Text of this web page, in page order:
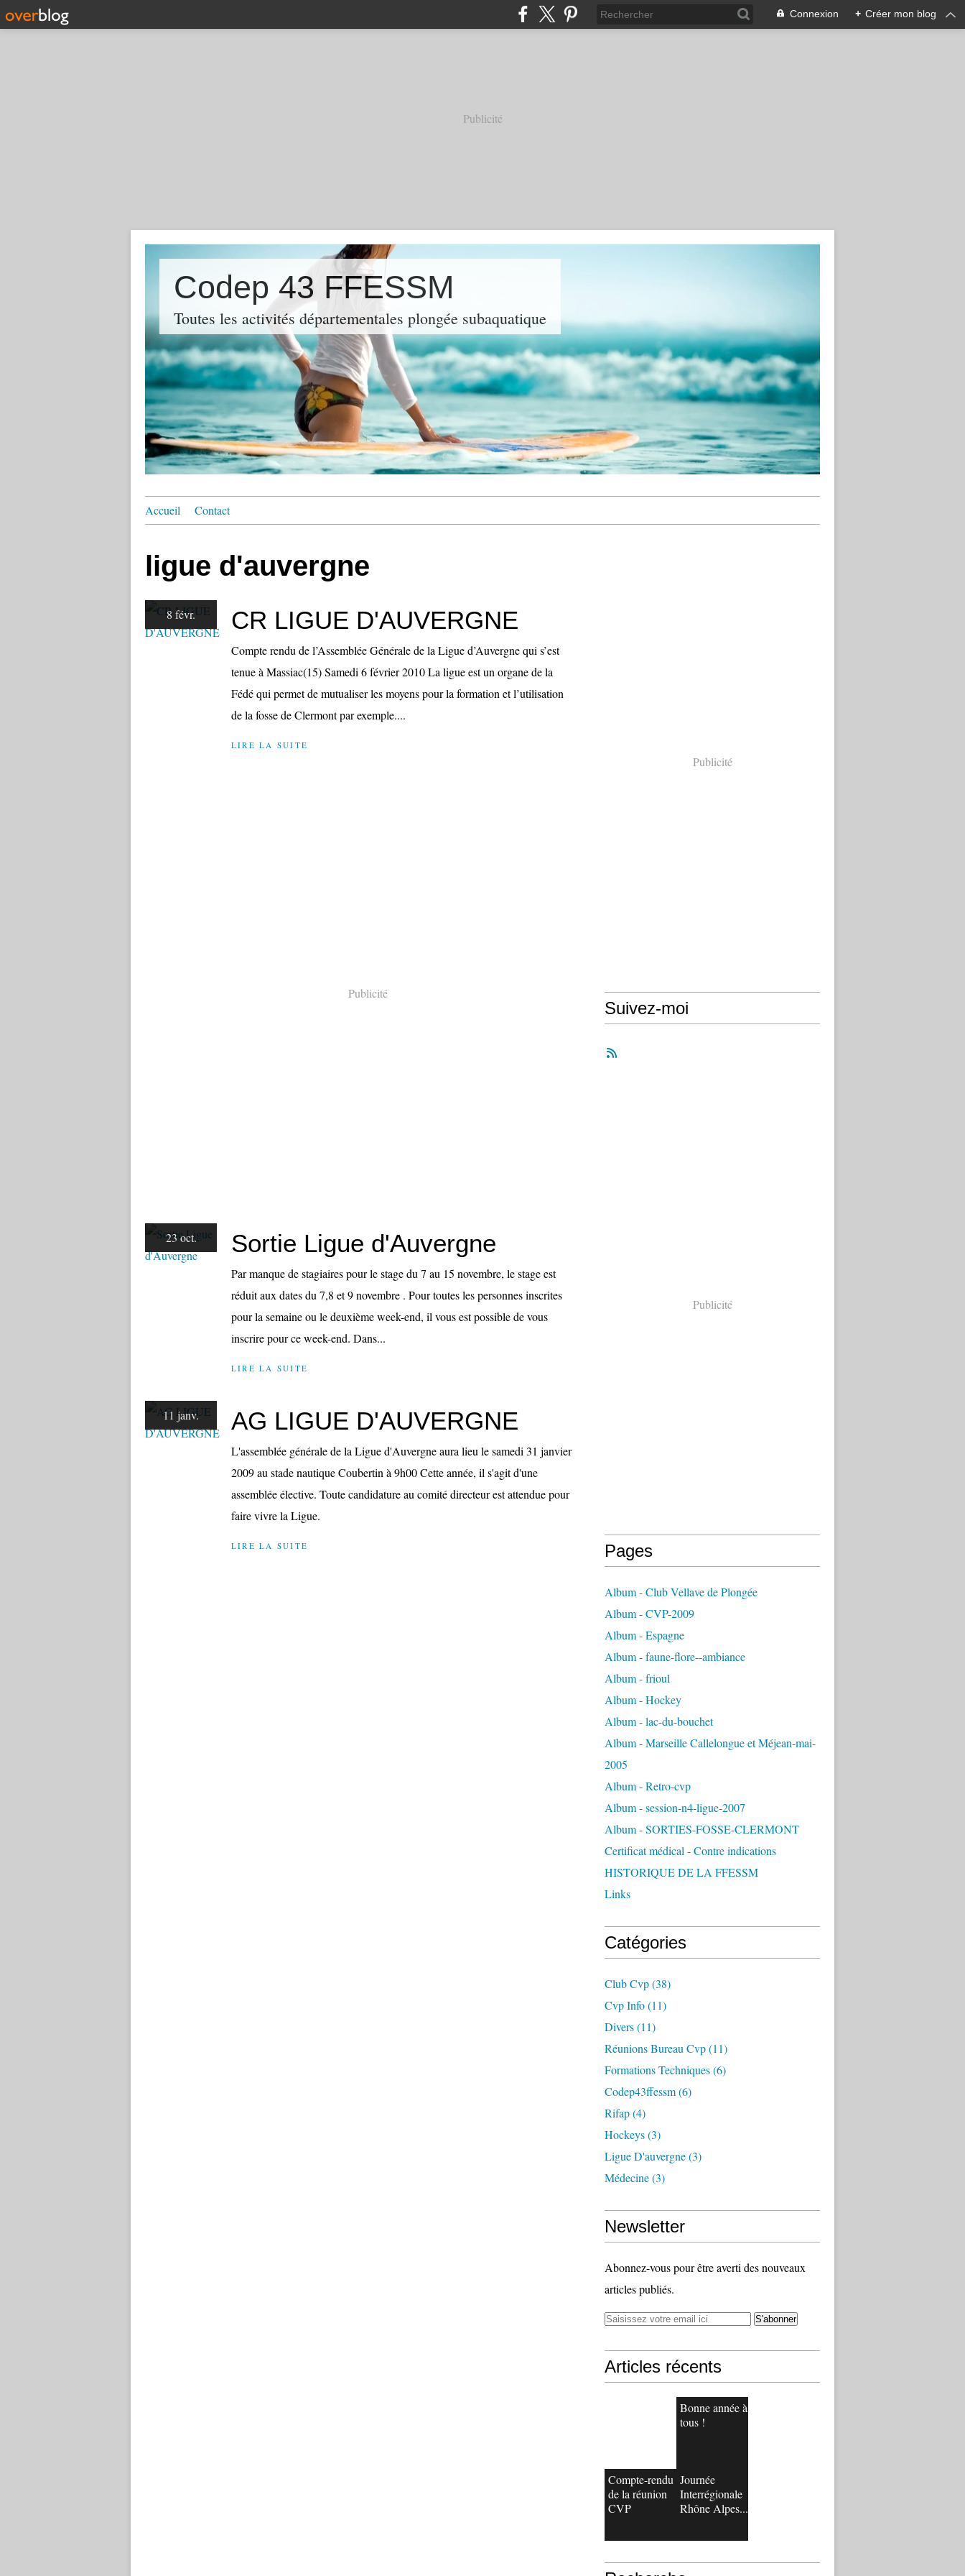
Connexion + Créer mon blog
Publicité
Codep 43 FFESSM
Toutes les activités départementales plongée subaquatique
Accueil Contact
ligue d'auvergne
8 févr. CR LIGUE D'AUVERGNE
Compte rendu de l’Assemblée Générale de la Ligue d’Auvergne qui s’est
tenue à Massiac(15) Samedi 6 février 2010 La ligue est un organe de la
Fédé qui permet de mutualiser les moyens pour la formation et l’utilisation
de la fosse de Clermont par exemple....
LIRE LA SUITE
Publicité
23 oct. Sortie Ligue d'Auvergne
Par manque de stagiaires pour le stage du 7 au 15 novembre, le stage est
réduit aux dates du 7,8 et 9 novembre . Pour toutes les personnes inscrites
pour la semaine ou le deuxième week-end, il vous est possible de vous
inscrire pour ce week-end. Dans...
LIRE LA SUITE
11 janv. AG LIGUE D'AUVERGNE
L'assemblée générale de la Ligue d'Auvergne aura lieu le samedi 31 janvier
2009 au stade nautique Coubertin à 9h00 Cette année, il s'agit d'une
assemblée élective. Toute candidature au comité directeur est attendue pour
faire vivre la Ligue.
LIRE LA SUITE
Publicité
Suivez-moi
Publicité
Pages
Album - Club Vellave de Plongée
Album - CVP-2009
Album - Espagne
Album - faune-flore--ambiance
Album - frioul
Album - Hockey
Album - lac-du-bouchet
Album - Marseille Callelongue et Méjean-mai-
2005
Album - Retro-cvp
Album - session-n4-ligue-2007
Album - SORTIES-FOSSE-CLERMONT
Certificat médical - Contre indications
HISTORIQUE DE LA FFESSM
Links
Catégories
Club Cvp(38)
Cvp Info(11)
Divers(11)
Réunions Bureau Cvp(11)
Formations Techniques(6)
Codep43ffessm(6)
Rifap(4)
Hockeys(3)
Ligue D'auvergne(3)
Médecine(3)
Newsletter
Abonnez-vous pour être averti des nouveaux
articles publiés.
Articles récents
Bonne année à
tous !
Compte-rendu
de la réunion
CVP
Journée
Interrégionale
Rhône Alpes...